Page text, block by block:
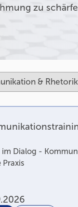
zu
im Dialog -